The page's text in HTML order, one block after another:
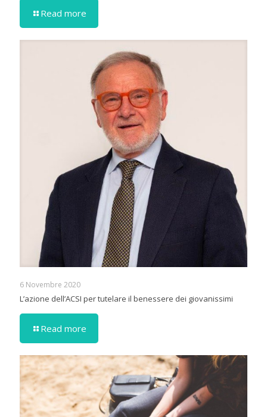
Read more
6 Novembre 2020
L’azione dell’ACSI per tutelare il benessere dei giovanissimi
Read more